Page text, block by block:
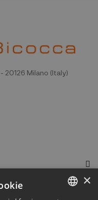
20126 Milano (Italy)
×